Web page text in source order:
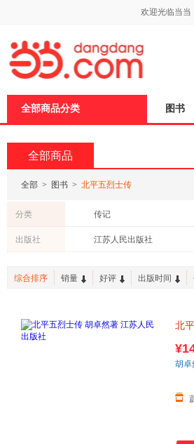
欢迎光临当当
全部商品分类 图书
全部商品
全部 > 图书 > 北平五烈士传
分类 传记
出版社 江苏人民出版社
综合排序 销量 好评 出版时间
北
胡卓
页
加